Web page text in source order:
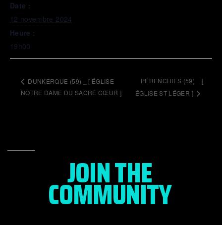
Date :
12 novembre 2024
Heure :
19h00
DUNKERQUE (59) _ [ ÉGLISE
NOTRE DAME DU SACRÉ CŒUR ]
PÉRENCHIES (59) _ [
ÉGLISE ST LÉGER ]
JOIN THE
COMMUNITY